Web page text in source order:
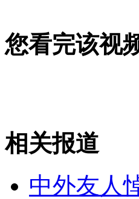
温州最牛事业单位:仅半数
山西运城恶犬咬伤多人 警
您看完该视
相关报道
中外友人